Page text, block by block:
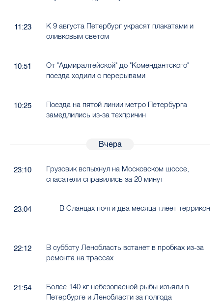
11:23
К 9 августа Петербург украсят плакатами и
оливковым светом
10:51
От "Адмиралтейской" до "Комендантского"
поезда ходили с перерывами
10:25
Поезда на пятой линии метро Петербурга
замедлились из-за техпричин
Вчера
23:10
Грузовик вспыхнул на Московском шоссе,
спасатели справились за 20 минут
23:04 В Сланцах почти два месяца тлеет террикон
22:12
В субботу Ленобласть встанет в пробках из-за
ремонта на трассах
21:54
Более 140 кг небезопасной рыбы изъяли в
Петербурге и Ленобласти за полгода